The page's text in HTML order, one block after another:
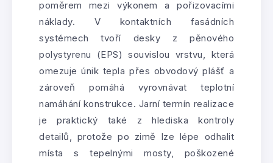
poměrem mezi výkonem a pořizovacími
náklady. V kontaktních fasádních
systémech tvoří desky z pěnového
polystyrenu (EPS) souvislou vrstvu, která
omezuje únik tepla přes obvodový plášť a
zároveň pomáhá vyrovnávat teplotní
namáhání konstrukce. Jarní termín realizace
je praktický také z hlediska kontroly
detailů, protože po zimě lze lépe odhalit
místa s tepelnými mosty, poškozené